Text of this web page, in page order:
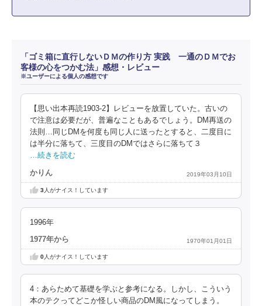
「ゴミ箱に直行しないＤＭの作り方 実践 一通のＤＭでお
客様の心をつかむ法」感想・レビュー
※ユーザーによる個人の感想です
【思い出本再読1903-2】レビューを放置していた。古いの
で注意は必要だが、普遍なこともあるでしょう。DM再送の
法則…同じDMを何度も同じ人に送ったとすると、二度目に
は半分に落ちて、三度目のDMではさらに落ちて３
…続きを読む
かりん 2019年03月10日
3人がナイス！しています
1996年
1977年から 1970年01月01日
0人がナイス！しています
4：あらためて基礎を学ぶと参考になる。しかし、こういう
本のテクってどこか怪しい商品のDM風になってしまう。